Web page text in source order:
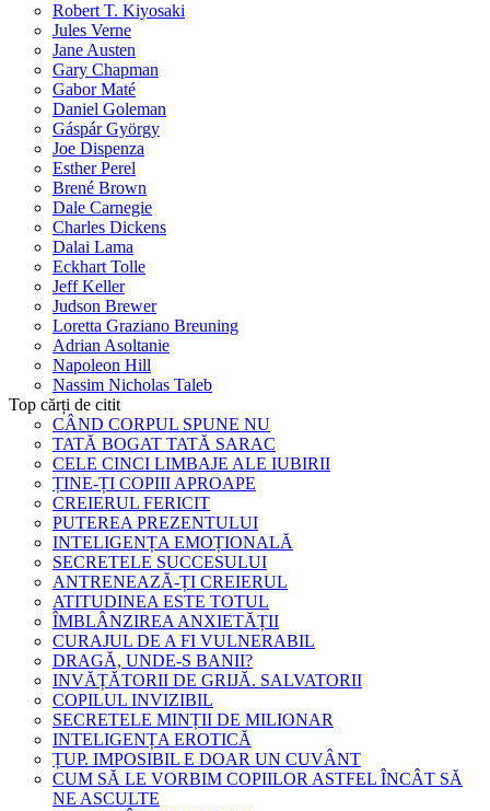
Robert T. Kiyosaki
Jules Verne
Jane Austen
Gary Chapman
Gabor Maté
Daniel Goleman
Gáspár György
Joe Dispenza
Esther Perel
Brené Brown
Dale Carnegie
Charles Dickens
Dalai Lama
Eckhart Tolle
Jeff Keller
Judson Brewer
Loretta Graziano Breuning
Adrian Asoltanie
Napoleon Hill
Nassim Nicholas Taleb
Top cărți de citit
CÂND CORPUL SPUNE NU
TATĂ BOGAT TATĂ SARAC
CELE CINCI LIMBAJE ALE IUBIRII
ȚINE-ȚI COPIII APROAPE
CREIERUL FERICIT
PUTEREA PREZENTULUI
INTELIGENȚA EMOȚIONALĂ
SECRETELE SUCCESULUI
ANTRENEAZĂ-ȚI CREIERUL
ATITUDINEA ESTE TOTUL
ÎMBLÂNZIREA ANXIETĂȚII
CURAJUL DE A FI VULNERABIL
DRAGĂ, UNDE-S BANII?
INVĂȚĂTORII DE GRIJĂ. SALVATORII
COPILUL INVIZIBIL
SECRETELE MINȚII DE MILIONAR
INTELIGENȚA EROTICĂ
ȚUP. IMPOSIBIL E DOAR UN CUVÂNT
CUM SĂ LE VORBIM COPIILOR ASTFEL ÎNCÂT SĂ
NE ASCULTE